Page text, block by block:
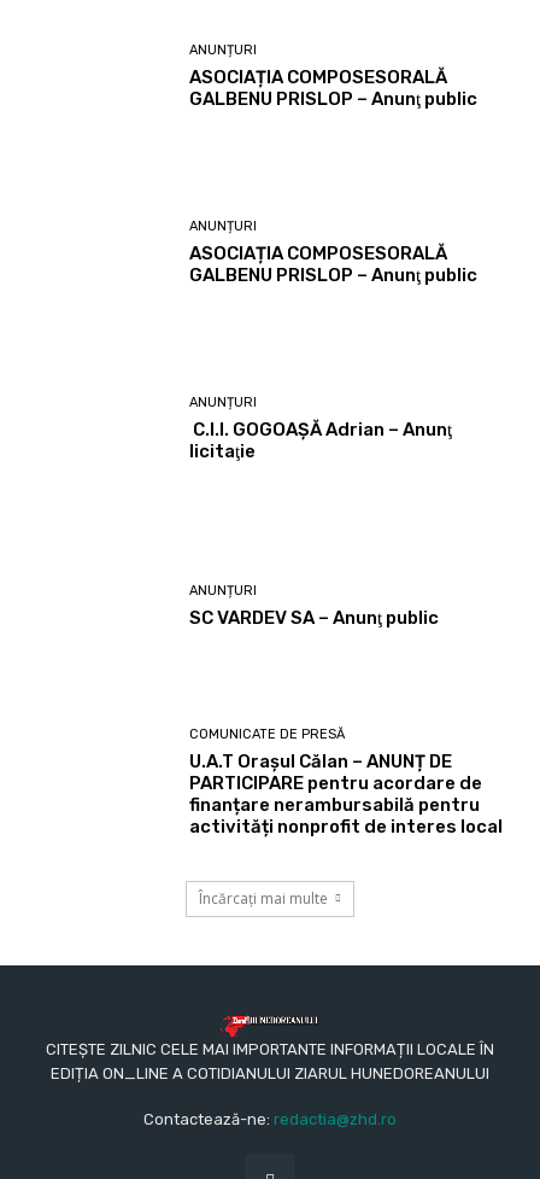
ANUNȚURI
ASOCIAȚIA COMPOSESORALĂ
GALBENU PRISLOP – Anunţ public
ANUNȚURI
ASOCIAȚIA COMPOSESORALĂ
GALBENU PRISLOP – Anunţ public
ANUNȚURI
C.I.I. GOGOAŞĂ Adrian – Anunţ
licitaţie
ANUNȚURI
SC VARDEV SA – Anunţ public
COMUNICATE DE PRESĂ
U.A.T Orașul Călan – ANUNȚ DE
PARTICIPARE pentru acordare de
finanțare nerambursabilă pentru
activități nonprofit de interes local
Încărcați mai multe
CITEȘTE ZILNIC CELE MAI IMPORTANTE INFORMAȚII LOCALE ÎN
EDIȚIA ON_LINE A COTIDIANULUI ZIARUL HUNEDOREANULUI
Contactează-ne: redactia@zhd.ro